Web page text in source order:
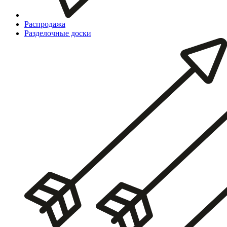
Распродажа
Разделочные доски